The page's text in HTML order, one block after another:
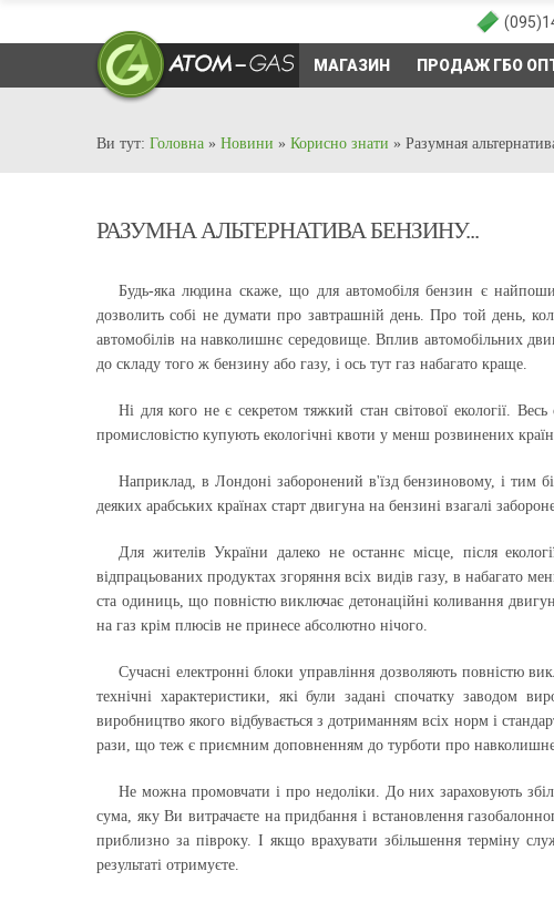
МАГАЗИН ПРОДАЖ ГБО
Ви тут: Головна » Новини » Корисно знати » Разумная
РАЗУМНА АЛЬТЕРНАТИВА БЕНЗИНУ...
Будь-яка людина скаже, що для автомобіля бензин є
дозволить собі не думати про завтрашній день. Про той день,
автомобілів на навколишнє середовище. Вплив автомобільних
до складу того ж бензину або газу, і ось тут газ набагато краще.
Ні для кого не є секретом тяжкий стан світової екології.
промисловістю купують екологічні квоти у менш розвинених
Наприклад, в Лондоні заборонений в'їзд бензиновому, і тим
деяких арабських країнах старт двигуна на бензині взагалі
Для жителів України далеко не останнє місце, після
відпрацьованих продуктах згоряння всіх видів газу, в набагато
ста одиниць, що повністю виключає детонаційні коливання
на газ крім плюсів не принесе абсолютно нічого.
Сучасні електронні блоки управління дозволяють повністю
технічні характеристики, які були задані спочатку заводом
виробництво якого відбувається з дотриманням всіх норм і
рази, що теж є приємним доповненням до турботи про
Не можна промовчати і про недоліки. До них зараховують
сума, яку Ви витрачаєте на придбання і встановлення
приблизно за півроку. І якщо врахувати збільшення терміну
результаті отримуєте.